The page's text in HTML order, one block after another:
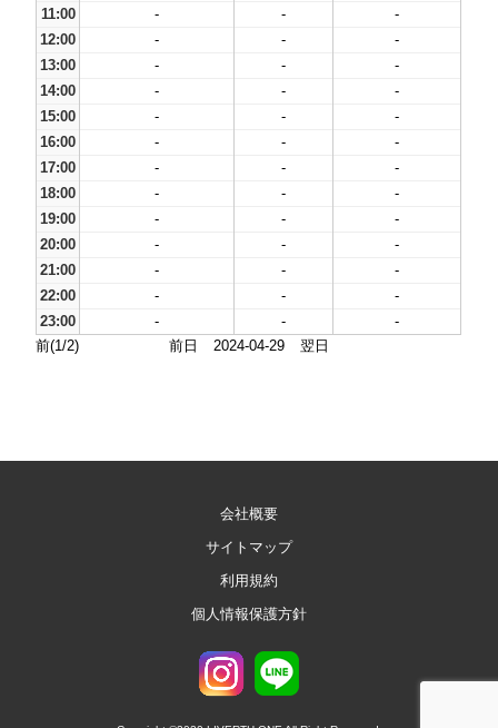
11:00
- -
-
12:00
- -
-
13:00
- -
-
14:00
- -
-
15:00
- -
-
16:00
- -
-
17:00
- -
-
18:00
- -
-
19:00
- -
-
20:00
- -
-
21:00
- -
-
22:00
- -
-
23:00
- -
-
前(1/2)
前日 2024-04-29 翌日
会社概要
サイトマップ
利用規約
個人情報保護方針